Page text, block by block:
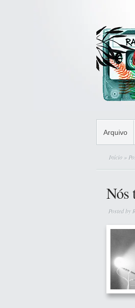
Arquivo
Início »
Nós
Posted by